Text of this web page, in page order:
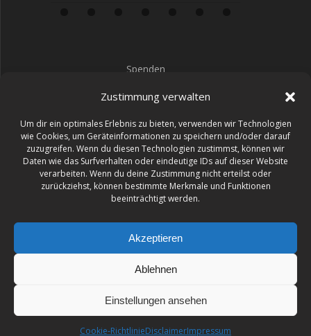
Zustimmung verwalten
Um dir ein optimales Erlebnis zu bieten, verwenden wir Technologien
wie Cookies, um Geräteinformationen zu speichern und/oder darauf
zuzugreifen. Wenn du diesen Technologien zustimmst, können wir
Daten wie das Surfverhalten oder eindeutige IDs auf dieser Website
verarbeiten. Wenn du deine Zustimmung nicht erteilst oder
zurückziehst, können bestimmte Merkmale und Funktionen
beeinträchtigt werden.
Akzeptieren
Ablehnen
Einstellungen ansehen
Cookie-RichtlinieDisclaimerImpressum
Spenden
Impressum
49:07:28:51
© 2026 BURNOUT FESTIVAL. Erstellt mit WordPress und dem
Highlight Theme